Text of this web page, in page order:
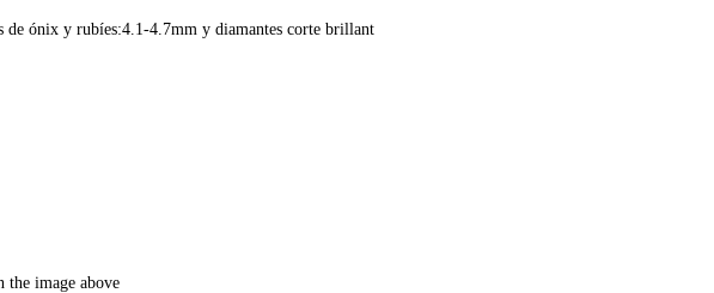
ónix y rubíes:4.1-4.7mm y diamantes corte brillant
the image above